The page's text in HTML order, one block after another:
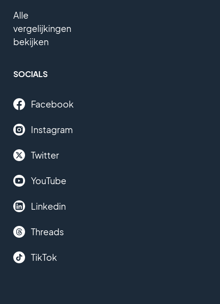
Alle
vergelijkingen
bekijken
SOCIALS
Facebook
Instagram
Twitter
YouTube
Linkedin
Threads
TikTok